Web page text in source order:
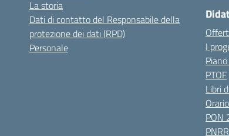
La storia
Dati di contatto del Responsabile della
protezione dei dati (RPD)
Personale
I
PTOF
Libri
PON
PNRR